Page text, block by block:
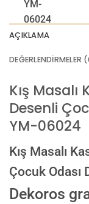
E-posta ile de
AÇIKLAMA
DEĞERLENDIRMELER
Kış Masalı
Desenli
YM-06024
Kış Masalı
Çocuk Odası
Dekoros